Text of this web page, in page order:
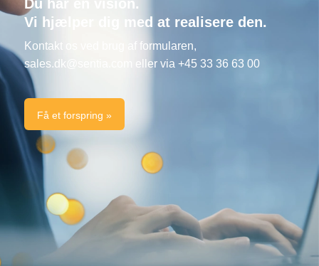
Du har en vision.
Vi hjælper dig med at realisere den.
Kontakt os ved brug af formularen,
sales.dk@sentia.com
eller via +45 33 36 63 00
Få et forspring »